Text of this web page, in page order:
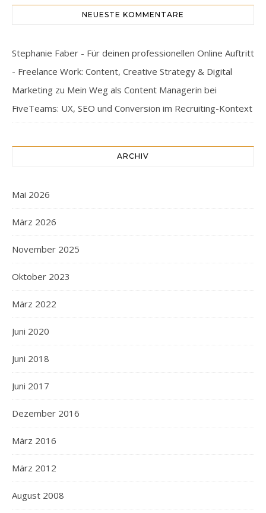
NEUESTE KOMMENTARE
Stephanie Faber - Für deinen professionellen Online Auftritt
- Freelance Work: Content, Creative Strategy & Digital
Marketing zu Mein Weg als Content Managerin bei
FiveTeams: UX, SEO und Conversion im Recruiting-Kontext
ARCHIV
Mai 2026
März 2026
November 2025
Oktober 2023
März 2022
Juni 2020
Juni 2018
Juni 2017
Dezember 2016
März 2016
März 2012
August 2008